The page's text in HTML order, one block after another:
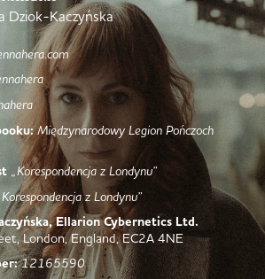
Dziok-Kaczyńska
Międzynarodowy Legion Pończoch
„Korespondencja z Londynu”
Korespondencja z Londynu”
Ellarion Cybernetics Ltd.
London, England, EC2A 4NE
12165590